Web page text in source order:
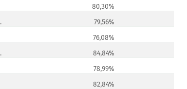
80,30%
79,56%
76,08%
84,84%
78,99%
82,84%